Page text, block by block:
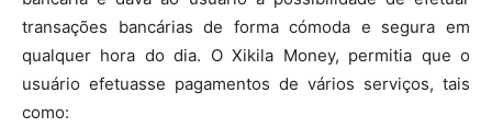
transações bancárias de forma cómoda e segura em
qualquer hora do dia. O Xikila Money, permitia que o
usuário efetuasse pagamentos de vários serviços, tais
como: